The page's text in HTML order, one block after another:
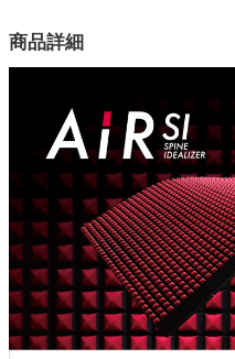
ガーデン
タワー
1色
ポリエステル100％（抗菌加工
裏生地
ポリエステル65％、綿35％
中材
ウレタンフォーム（160N）
保証
中材のみメーカー３年保証（
商品詳細